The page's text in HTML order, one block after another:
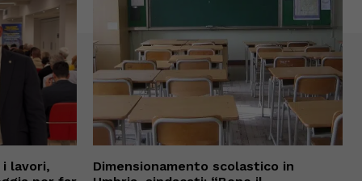
i lavori,
Dimensionamento scolastico in